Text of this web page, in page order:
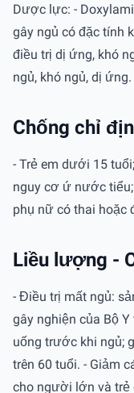
Dược lực: -
gây ngủ có đặc tính
điều trị dị ứng, khó
ngủ, khó ngủ, dị ứng.
Chống chỉ
- Trẻ em dưới 15
nguy cơ ứ nước
phụ nữ có thai hoặc
Liều lượng -
- Điều trị mất ngủ:
gây nghiện của Bộ
uống trước khi ngủ;
trên 60 tuổi. - Giảm
cho người lớn và trẻ